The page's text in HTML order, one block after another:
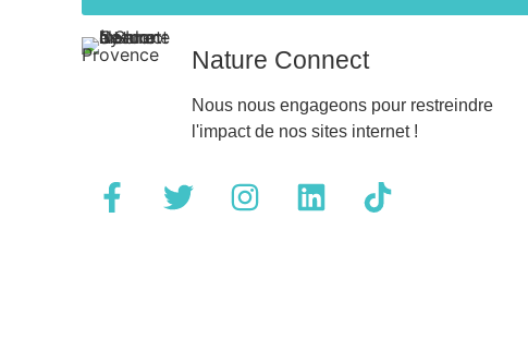
Nature Connect
Nous nous engageons pour restreindre
l'impact de nos sites internet !